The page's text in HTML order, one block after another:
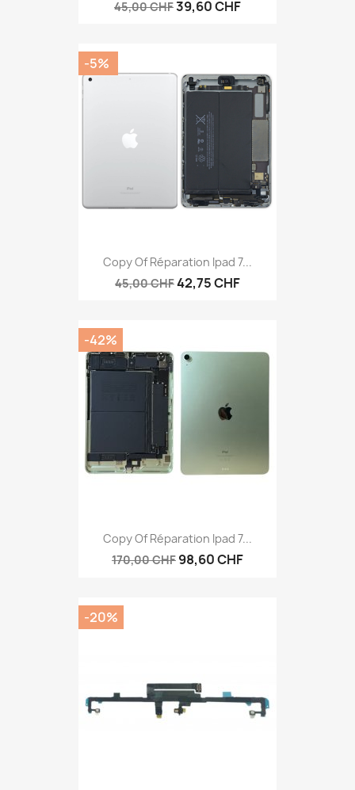
45,00 CHF39,60 CHF
Copy Of Réparation Ipad 7...
45,00 CHF42,75 CHF
-5%
Copy Of Réparation Ipad 7...
170,00 CHF 98,60 CHF
-42%
-20%